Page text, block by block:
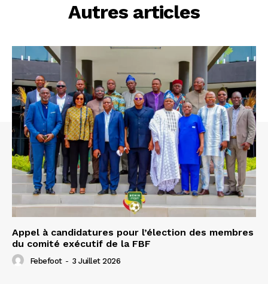
Autres articles
Appel à candidatures pour l’élection des membres
du comité exécutif de la FBF
Febefoot - 3 Juillet 2026